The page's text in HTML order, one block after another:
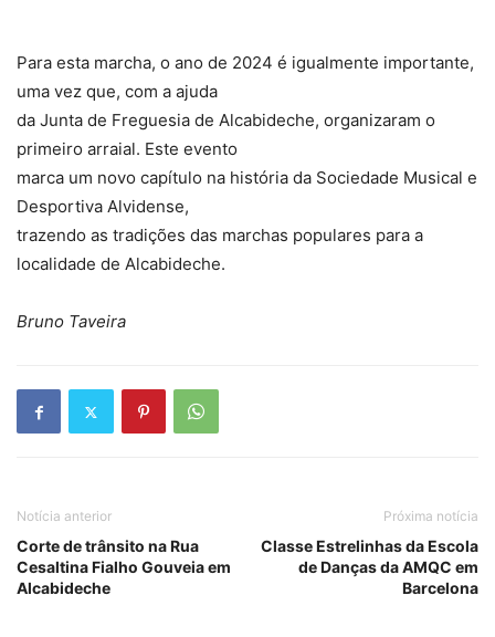
Para esta marcha, o ano de 2024 é igualmente importante,
uma vez que, com a ajuda
da Junta de Freguesia de Alcabideche, organizaram o
primeiro arraial. Este evento
marca um novo capítulo na história da Sociedade Musical e
Desportiva Alvidense,
trazendo as tradições das marchas populares para a
localidade de Alcabideche.
Bruno Taveira
Notícia anterior
Corte de trânsito na Rua
Cesaltina Fialho Gouveia em
Alcabideche
Próxima notícia
Classe Estrelinhas da Escola
de Danças da AMQC em
Barcelona